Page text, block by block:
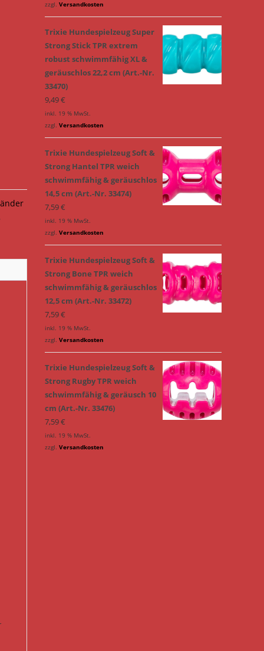
zzgl. Versandkosten
Trixie Hundespielzeug Super
Strong Stick TPR extrem
robust schwimmfähig XL &
geräuschlos 22,2 cm (Art.-Nr.
33470)
9,49€
inkl. 19 % MwSt.
zzgl. Versandkosten
Trixie Hundespielzeug Soft &
Strong Hantel TPR weich
schwimmfähig & geräuschlos
14,5 cm (Art.-Nr. 33474)
7,59€
inkl. 19 % MwSt.
zzgl. Versandkosten
Trixie Hundespielzeug Soft &
Strong Bone TPR weich
schwimmfähig & geräuschlos
12,5 cm (Art.-Nr. 33472)
7,59€
inkl. 19 % MwSt.
zzgl. Versandkosten
Trixie Hundespielzeug Soft &
Strong Rugby TPR weich
schwimmfähig & geräusch 10
cm (Art.-Nr. 33476)
7,59€
inkl. 19 % MwSt.
zzgl. Versandkosten